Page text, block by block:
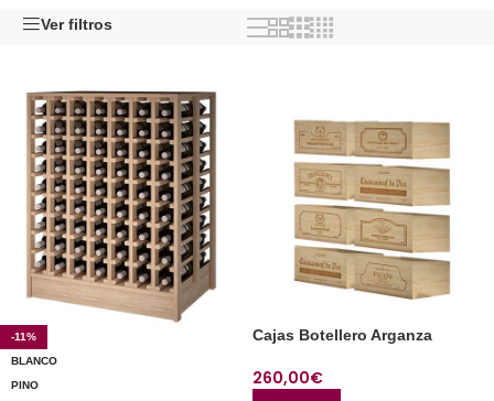
Ver filtros
-11%
BLANCO
PINO
Cajas Botellero Arganza
260,00€